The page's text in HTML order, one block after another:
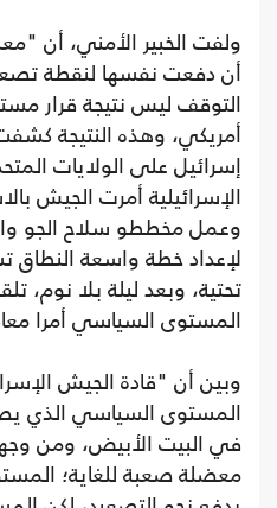
ولفت الخبير الأمني، أن
أن دفعت نفسها لنقطة
التوقف ليس نتيجة قرار
أمريكي، وهذه النتيجة
إسرائيل على الولايات
الإسرائيلية أمرت الجيش
وعمل مخططو سلاح الجو
لإعداد خطة واسعة النطاق
تحتية، وبعد ليلة بلا نوم،
المستوى السياسي أمرا
وبين أن "قادة الجيش
المستوى السياسي الذي
في البيت الأبيض، ومن
معضلة صعبة للغاية؛